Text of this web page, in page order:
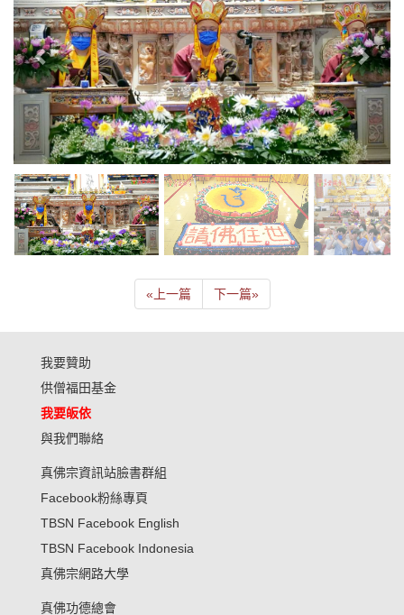
« 上一篇 下一篇»
我要贊助
供僧福田基金
我要皈依
與我們聯絡
真佛宗資訊站臉書群組
Facebook粉絲專頁
TBSN Facebook English
TBSN Facebook Indonesia
真佛宗網路大學
真佛功德總會